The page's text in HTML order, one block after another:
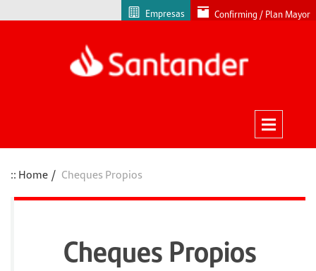
Empresas Confirming / Plan Mayor
Home Cheques Propios
Cheques Propios